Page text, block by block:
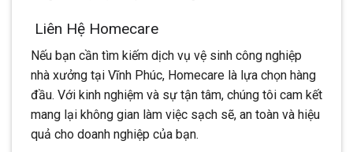
Liên Hệ Homecare
Nếu bạn cần tìm kiếm dịch vụ vệ sinh công nghiệp
nhà xưởng tại Vĩnh Phúc, Homecare là lựa chọn hàng
đầu. Với kinh nghiệm và sự tận tâm, chúng tôi cam kết
mang lại không gian làm việc sạch sẽ, an toàn và hiệu
quả cho doanh nghiệp của bạn.